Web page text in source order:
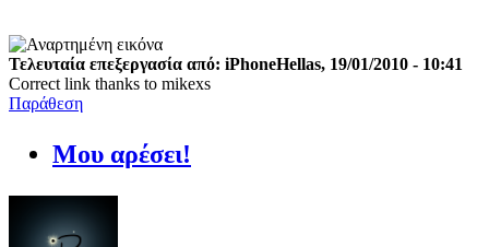
Τελευταία επεξεργασία από: iPhoneHellas, 19/01/2010 - 10:41
Correct link thanks to mikexs
Παράθεση
Μου αρέσει!